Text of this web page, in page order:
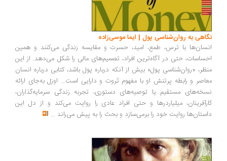
به روان‌شناسی پول | ایما موسی‌زاده
با ترس، طمع، امید، حسرت و مقایسه زندگی می‌کنند و همین
حتی در آگاه‌ترین افراد، تصمیم‌های مالی را شکل می‌دهد. از این
«روان‌شناسی پول» بیش از آنکه درباره پول باشد، کتابی درباره انسان
و رابطه پرتنش او با مفهوم ثروت و دارایی است... اوزل به‌جای ارائه
مستقیم یا توصیه‌های دستوری، تجربه زندگی سرمایه‌گذاران،
میلیاردرها و حتی افراد عادی را روایت می‌کند و از دل این
روایت خود را برمی‌سازد و بحث را به پیش می‌راند ...